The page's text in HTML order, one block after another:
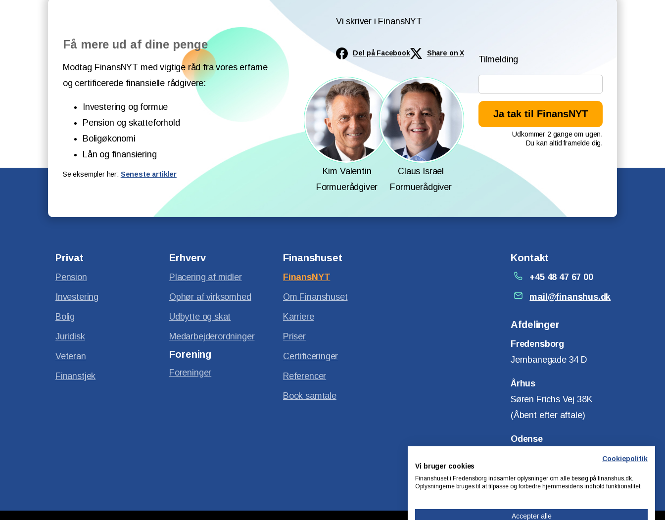
Få mere ud af dine penge
Modtag FinansNYT med vigtige råd fra vores erfarne
og certificerede finansielle rådgivere:
Investering og formue
Pension og skatteforhold
Boligøkonomi
Lån og finansiering
Se eksempler her: Seneste artikler
Vi skriver i FinansNYT
Del på Facebook Share on X
Kim Valentin
Formuerådgiver
Claus Israel
Formuerådgiver
Tilmelding
Udkommer 2 gange om ugen.
Du kan altid framelde dig.
Privat
Pension
Investering
Bolig
Juridisk
Veteran
Finanstjek
Erhverv
Placering af midler
Ophør af virksomhed
Udbytte og skat
Medarbejderordninger
Forening
Foreninger
Finanshuset
FinansNYT
Om Finanshuset
Karriere
Priser
Certificeringer
Referencer
Book samtale
Kontakt
+45 48 47 67 00
mail@finanshus.dk
Afdelinger
Fredensborg
Jernbanegade 34 D
Århus
Søren Frichs Vej 38K
(Åbent efter aftale)
Odense
Cookiepolitik
Vi bruger cookies
Finanshuset i Fredensborg indsamler oplysninger om alle besøg på finanshus.dk.
Oplysningerne bruges til at tilpasse og forbedre hjemmesidens indhold funktionalitet.
Accepter alle